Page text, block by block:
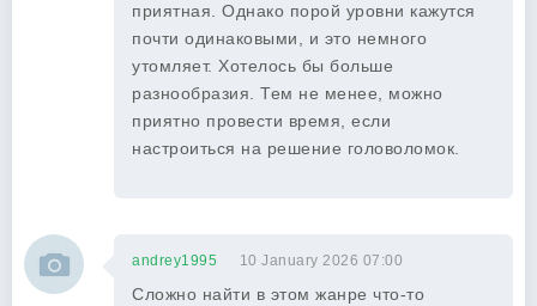
приятная. Однако порой уровни кажутся
почти одинаковыми, и это немного
утомляет. Хотелось бы больше
разнообразия. Тем не менее, можно
приятно провести время, если
настроиться на решение головоломок.
andrey1995 10 January 2026 07:00
Сложно найти в этом жанре что-то